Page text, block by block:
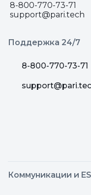
8-800-770-73-71
support@pari.tech
Поддержка 24/7
8-800-770-73-71
Коммуникации и